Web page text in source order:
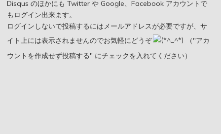
Disqus のほかにも Twitter や Google、Facebook アカウントで
もログイン出来ます。
ログインしないで投稿するにはメールアドレスが必要ですが、サ
イト上には表示されませんのでお気軽にどうぞ
（"アカ
ウントを作成せず投稿する" にチェックを入れてください）